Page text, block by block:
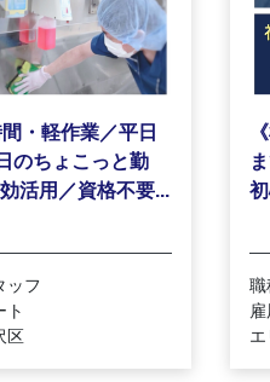
・軽作業／平日
ちょこっと勤
活用／資格不要...
ッフ
ト
区
職